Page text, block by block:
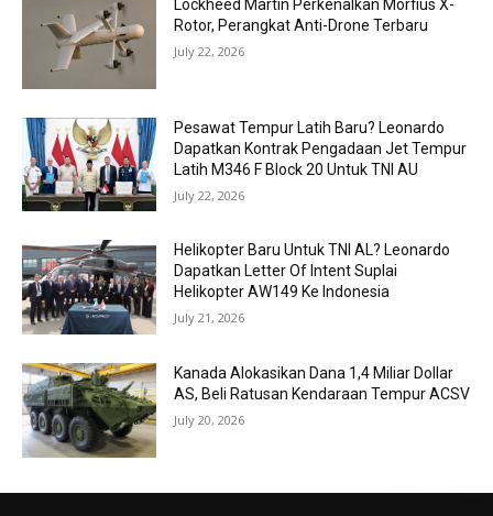
Lockheed Martin Perkenalkan Morfius X-
Rotor, Perangkat Anti-Drone Terbaru
July 22, 2026
Pesawat Tempur Latih Baru? Leonardo
Dapatkan Kontrak Pengadaan Jet Tempur
Latih M346 F Block 20 Untuk TNI AU
July 22, 2026
Helikopter Baru Untuk TNI AL? Leonardo
Dapatkan Letter Of Intent Suplai
Helikopter AW149 Ke Indonesia
July 21, 2026
Kanada Alokasikan Dana 1,4 Miliar Dollar
AS, Beli Ratusan Kendaraan Tempur ACSV
July 20, 2026